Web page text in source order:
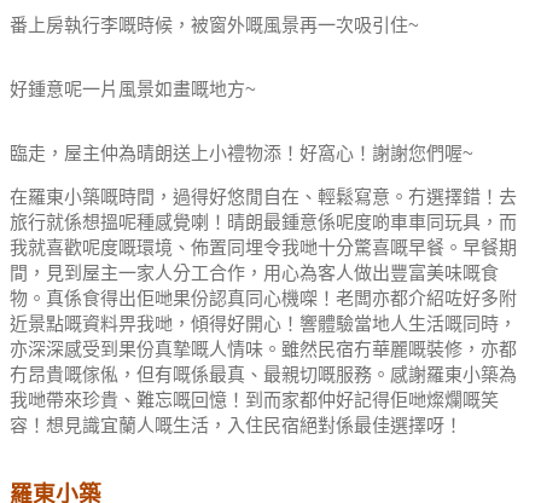
番上房執行李嘅時候，被窗外嘅風景再一次吸引住~
好鍾意呢一片風景如畫嘅地方~
臨走，屋主仲為晴朗送上小禮物添！好窩心！謝謝您們喔~
在羅東小築嘅時間，過得好悠閒自在、輕鬆寫意。 冇選擇錯！去
旅行就係想搵呢種感覺喇！ 晴朗最鍾意係呢度啲車車同玩具， 而
我就喜歡呢度嘅環境、佈置同埋令我哋十分驚喜嘅早餐。 早餐期
間，見到屋主一家人分工合作，用心為客人做出豐富美味嘅食
物。 真係食得出佢哋果份認真同心機㗎！ 老闆亦都介紹咗好多附
近景點嘅資料畀我哋，傾得好開心！ 響體驗當地人生活嘅同時，
亦深深感受到果份真摯嘅人情味。 雖然民宿冇華麗嘅裝修，亦都
冇昂貴嘅傢俬，但有嘅係最真、最親切嘅服務。 感謝羅東小築為
我哋帶來珍貴、難忘嘅回憶！ 到而家都仲好記得佢哋燦爛嘅笑
容！ 想見識宜蘭人嘅生活，入住民宿絕對係最佳選擇呀！
羅東小築